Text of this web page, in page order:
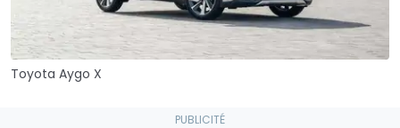
Toyota Aygo X